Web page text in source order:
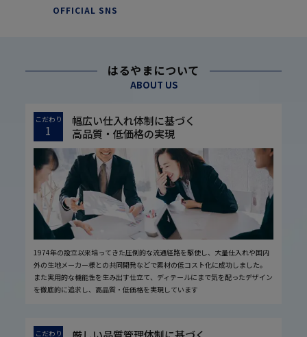
OFFICIAL SNS
はるやまについて
ABOUT US
こだわり
1
幅広い仕入れ体制に基づく
高品質・低価格の実現
1974年の設立以来培ってきた圧倒的な流通経路を駆使し、大量仕入れや国内
外の生地メーカー様との共同開発などで素材の低コスト化に成功しました。
また実用的な機能性を生み出す仕立て、ディテールにまで気を配ったデザイン
を徹底的に追求し、高品質・低価格を実現しています
こだわり